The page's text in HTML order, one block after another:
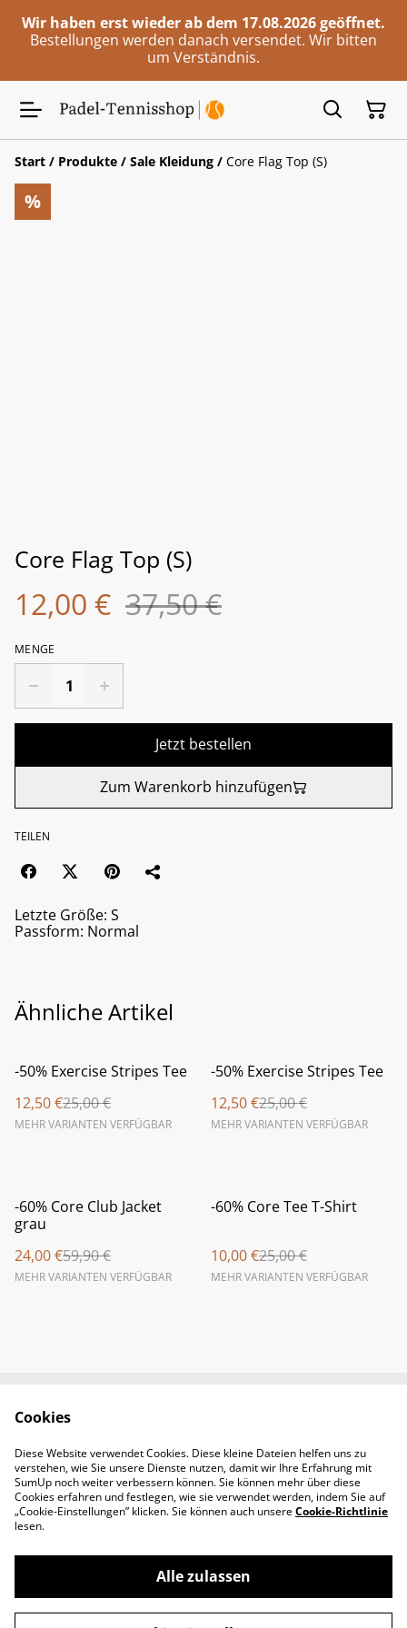
Wir haben erst wieder ab dem 17.08.2026 geöffnet.
Bestellungen werden danach versendet. Wir bitten
um Verständnis.
Start / Produkte / Sale Kleidung / Core Flag Top (S)
%
Core Flag Top (S)
12,00 € 37,50 €
MENGE
Jetzt bestellen
Zum Warenkorb hinzufügen
TEILEN
Letzte Größe: S
Passform: Normal
Ähnliche Artikel
%
-50% Exercise Stripes Tee
12,50 €25,00 €
MEHR VARIANTEN VERFÜGBAR
%
-50% Exercise Stripes Tee
12,50 €25,00 €
MEHR VARIANTEN VERFÜGBAR
%
-60% Core Club Jacket
grau
24,00 €59,90 €
MEHR VARIANTEN VERFÜGBAR
%
-60% Core Tee T-Shirt
10,00 €25,00 €
MEHR VARIANTEN VERFÜGBAR
Legal Terms
Privacy Policy
Cookie Policy
©2026Padel-Tennisshop
Cookies
Diese Website verwendet Cookies. Diese kleine Dateien helfen uns zu
verstehen, wie Sie unsere Dienste nutzen, damit wir Ihre Erfahrung mit
SumUp noch weiter verbessern können. Sie können mehr über diese
Cookies erfahren und festlegen, wie sie verwendet werden, indem Sie auf
„Cookie-Einstellungen” klicken. Sie können auch unsereCookie-Richtlinie
lesen.
Alle zulassen